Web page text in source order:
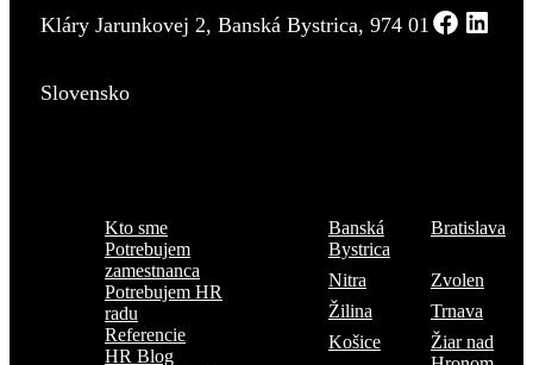
Kláry Jarunkovej 2, Banská Bystrica, 974 01
Slovensko
Kto sme
Potrebujem
zamestnanca
Potrebujem HR
radu
Referencie
HR Blog
Banská
Bystrica
Bratislava
Nitra
Zvolen
Žilina
Trnava
Košice
Žiar nad